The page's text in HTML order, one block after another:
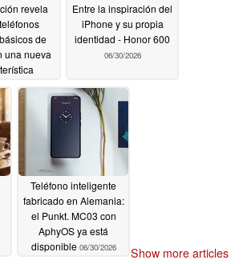
revela
de
una nueva
07/01/2026
Entre la inspiración del
iPhone y su propia
identidad - Honor 600
06/30/2026
Teléfono inteligente
fabricado en Alemania:
el Punkt. MC03 con
AphyOS ya está
disponible 06/30/2026 Show more articles